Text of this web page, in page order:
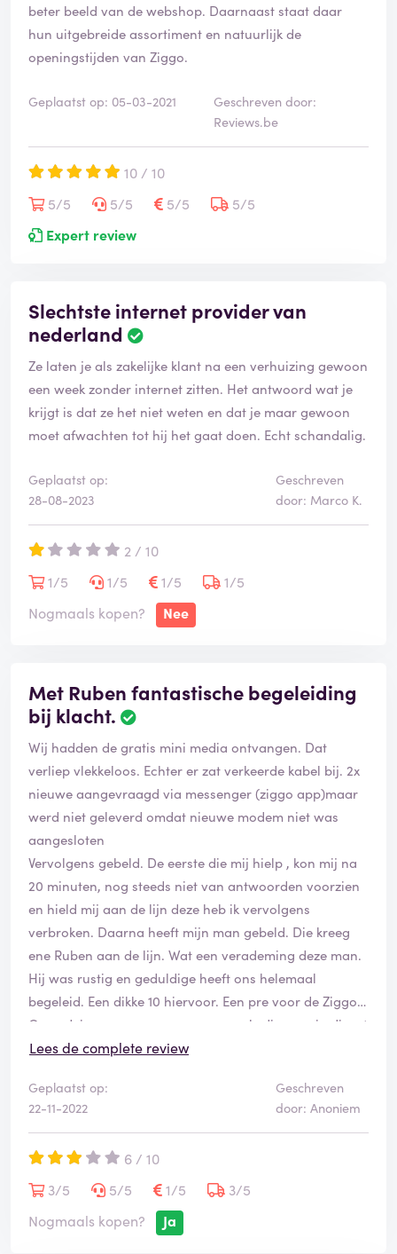
beter beeld van de webshop. Daarnaast staat daar
hun uitgebreide assortiment en natuurlijk de
openingstijden van Ziggo.
Geplaatst op: 05-03-2021
Geschreven door:
Reviews.be
10 / 10
5/5
5/5 5/5
5/5
Expert review
Slechtste internet provider van
nederland
Ze laten je als zakelijke klant na een verhuizing gewoon
een week zonder internet zitten. Het antwoord wat je
krijgt is dat ze het niet weten en dat je maar gewoon
moet afwachten tot hij het gaat doen. Echt schandalig.
Geplaatst op:
28-08-2023
Geschreven
door: Marco K.
2 / 10
1/5
1/5 1/5
1/5
Nogmaals kopen?
Nee
Met Ruben fantastische begeleiding
bij klacht.
Wij hadden de gratis mini media ontvangen. Dat
verliep vlekkeloos. Echter er zat verkeerde kabel bij. 2x
nieuwe aangevraagd via messenger (ziggo app)maar
werd niet geleverd omdat nieuwe modem niet was
aangesloten
Vervolgens gebeld. De eerste die mij hielp , kon mij na
20 minuten, nog steeds niet van antwoorden voorzien
en hield mij aan de lijn deze heb ik vervolgens
verbroken. Daarna heeft mijn man gebeld. Die kreeg
ene Ruben aan de lijn. Wat een verademing deze man.
Hij was rustig en geduldige heeft ons helemaal
begeleid. Een dikke 10 hiervoor. Een pre voor de Ziggo.
Ons advies: neem meer mensen zoals die man in dienst
Lees de complete review
Geplaatst op:
22-11-2022
Geschreven
door: Anoniem
6 / 10
3/5
5/5 1/5
3/5
Nogmaals kopen?
Ja